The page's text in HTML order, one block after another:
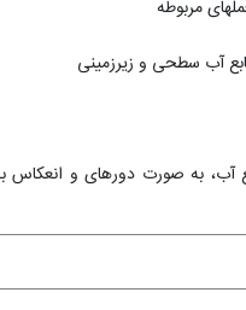
مربوطه
آب سطحی و زیرزمینی
آب، به صورت دوره­ای و انعکاس